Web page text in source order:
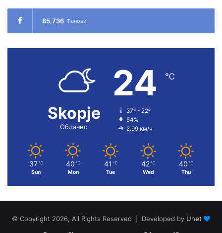
85,736 Фанови
Skopje
Облачно
24 ℃
37º - 22º
54%
2.99 км/ч
37 ℃
Sun
40 ℃
Mon
41 ℃
Tue
42 ℃
Wed
40 ℃
Thu
© Copyright 2026, All Rights Reserved | Developed by Unet